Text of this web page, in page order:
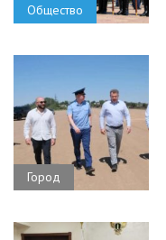
Общество
Город